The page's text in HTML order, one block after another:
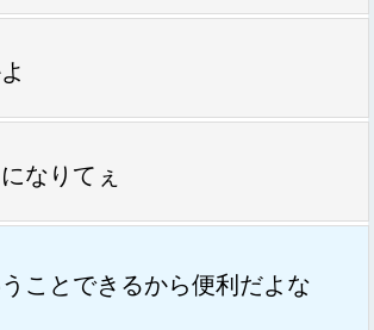
なりてぇ
ことできるから便利だよな